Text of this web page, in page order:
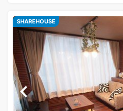
SHAREHOUSE